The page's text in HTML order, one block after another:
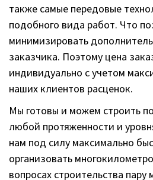
также самые передовые
подобного вида работ. Что
минимизировать
заказчика. Поэтому цена
индивидуально с учетом
наших клиентов расценок.
Мы готовы и можем строить
любой протяженности и
нам под силу максимально
организовать
вопросах строительства